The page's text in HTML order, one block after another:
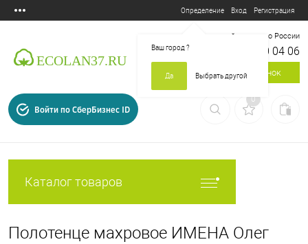
Определение
Ваш город?
Да Выбрать другой
Вход Регистрация
Бесплатный звонок по России
8 800 700 04 06
Заказать звонок
Войти по СберБизнес ID
0
Каталог товаров
Полотенце махровое ИМЕНА Олег